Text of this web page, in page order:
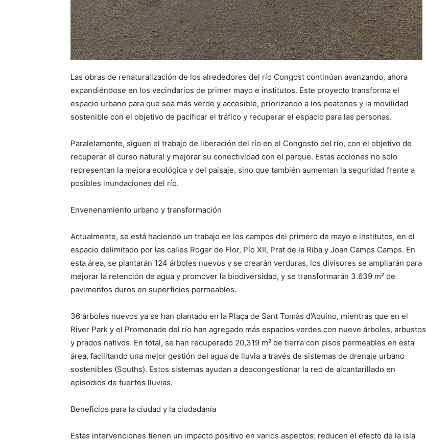
Las obras de renaturalización de los alrededores del río Congost continúan avanzando, ahora
expandiéndose en los vecindarios de primer mayo e institutos. Este proyecto transforma el
espacio urbano para que sea más verde y accesible, priorizando a los peatones y la movilidad
sostenible con el objetivo de pacificar el tráfico y recuperar el espacio para las personas.
Paralelamente, siguen el trabajo de liberación del río en el Congosto del río, con el objetivo de
recuperar el curso natural y mejorar su conectividad con el parque. Estas acciones no solo
representan la mejora ecológica y del paisaje, sino que también aumentan la seguridad frente a
posibles inundaciones del río.
Envenenamiento urbano y transformación
Actualmente, se está haciendo un trabajo en los campos del primero de mayo e institutos, en el
espacio delimitado por las calles Roger de Flor, Pío XII, Prat de la Riba y Joan Camps Camps. En
esta área, se plantarán 124 árboles nuevos y se crearán verduras, los divisores se ampliarán para
mejorar la retención de agua y promover la biodiversidad, y se transformarán 3.639 m² de
pavimentos duros en superficies permeables.
36 árboles nuevos ya se han plantado en la Plaça de Sant Tomàs d’Aquino, mientras que en el
River Park y el Promenade del río han agregado más espacios verdes con nueve árboles, arbustos
y prados nativos. En total, se han recuperado 20,319 m² de tierra con pisos permeables en esta
área, facilitando una mejor gestión del agua de lluvia a través de sistemas de drenaje urbano
sostenibles (Souths). Estos sistemas ayudan a descongestionar la red de alcantarillado en
episodios de fuertes lluvias.
Beneficios para la ciudad y la ciudadanía
Estas intervenciones tienen un impacto positivo en varios aspectos: reducen el efecto de la isla